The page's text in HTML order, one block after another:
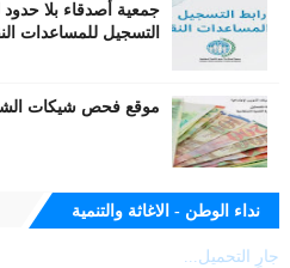
جمعية أصدقاء بلا حدود
التسجيل للمساعدات
موقع فحص شيكات
نداء الوطن - الاغاثة والتنمية
جارٍ التحميل...